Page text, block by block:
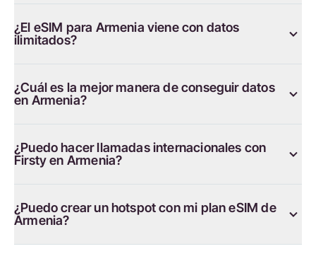
¿El eSIM para Armenia viene con datos
ilimitados?
¿Cuál es la mejor manera de conseguir datos
en Armenia?
¿Puedo hacer llamadas internacionales con
Firsty en Armenia?
¿Puedo crear un hotspot con mi plan eSIM de
Armenia?